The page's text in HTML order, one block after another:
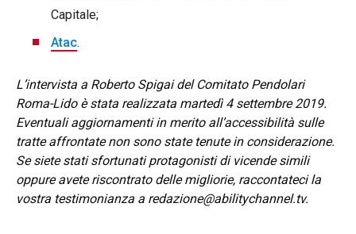
Capitale;
Atac.
L’intervista a Roberto Spigai del Comitato Pendolari
Roma-Lido è stata realizzata martedì 4 settembre 2019.
Eventuali aggiornamenti in merito all’accessibilità sulle
tratte affrontate non sono state tenute in considerazione.
Se siete stati sfortunati protagonisti di vicende simili
oppure avete riscontrato delle migliorie, raccontateci la
vostra testimonianza a redazione@abilitychannel.tv.